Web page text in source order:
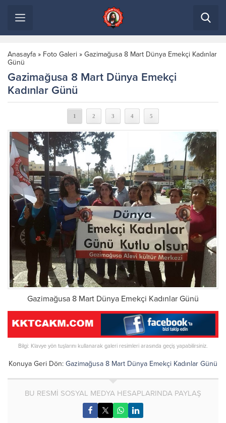
Anasayfa » Foto Galeri » Gazimağusa 8 Mart Dünya Emekçi Kadınlar
Günü
Gazimağusa 8 Mart Dünya Emekçi
Kadınlar Günü
1 2 3 4 5
Gazimağusa 8 Mart Dünya Emekçi Kadınlar Günü
Bilgi: Klavye yön tuşlarını kullanarak galeri resimleri arasında geçiş yapabilirsiniz.
Konuya Geri Dön: Gazimağusa 8 Mart Dünya Emekçi Kadınlar Günü
BU RESMİ SOSYAL MEDYA HESAPLARINDA PAYLAŞ